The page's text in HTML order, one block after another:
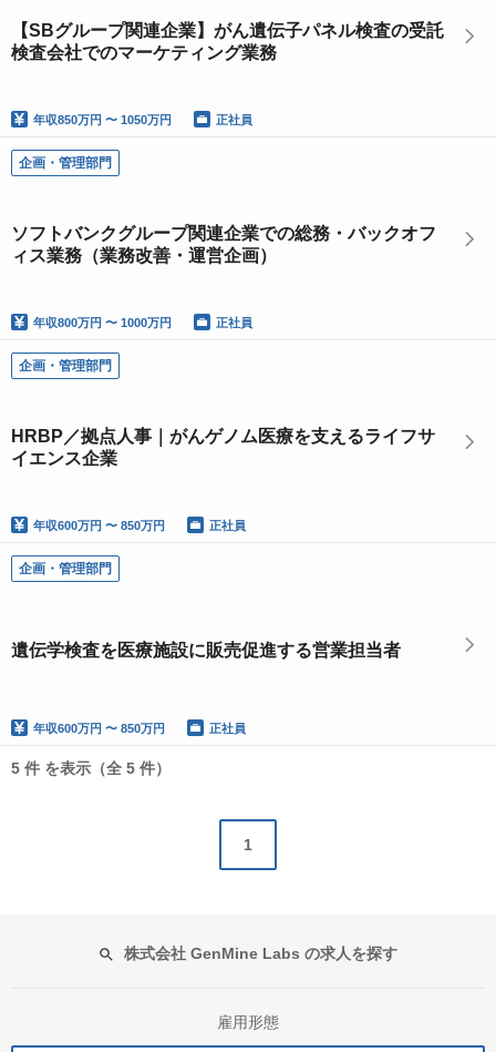
【SBグループ関連企業】がん遺伝子パネル検査の受託
検査会社でのマーケティング業務
年収850万円 〜 1050万円 正社員
企画・管理部門
ソフトバンクグループ関連企業での総務・バックオフ
ィス業務（業務改善・運営企画）
年収800万円 〜 1000万円 正社員
企画・管理部門
HRBP／拠点人事｜がんゲノム医療を支えるライフサ
イエンス企業
年収600万円 〜 850万円 正社員
企画・管理部門
遺伝学検査を医療施設に販売促進する営業担当者
年収600万円 〜 850万円 正社員
5 件 を表示（全 5 件）
1
株式会社 GenMine Labs の求人を探す
雇用形態